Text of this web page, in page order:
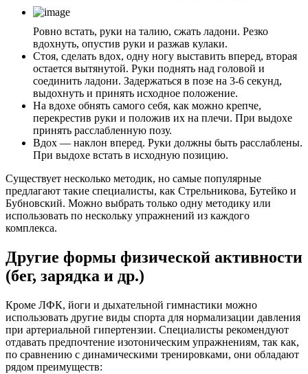
Ровно встать, руки на талию, сжать ладони. Резко
вдохнуть, опустив руки и разжав кулаки.
Стоя, сделать вдох, одну ногу выставить вперед, вторая
остается вытянутой. Руки поднять над головой и
соединить ладони. Задержаться в позе на 3-6 секунд,
выдохнуть и принять исходное положение.
На вдохе обнять самого себя, как можно крепче,
перекрестив руки и положив их на плечи. При выдохе
принять расслабленную позу.
Вдох — наклон вперед. Руки должны быть расслаблены.
При выдохе встать в исходную позицию.
Существует несколько методик, но самые популярные
предлагают такие специалисты, как Стрельникова, Бутейко и
Бубновский. Можно выбрать только одну методику или
использовать по нескольку упражнений из каждого
комплекса.
Другие формы физической активности
(бег, зарядка и др.)
Кроме ЛФК, йоги и дыхательной гимнастики можно
использовать другие виды спорта для нормализации давления
при артериальной гипертензии. Специалисты рекомендуют
отдавать предпочтение изотоническим упражнениям, так как,
по сравнению с динамическими тренировками, они обладают
рядом преимуществ: